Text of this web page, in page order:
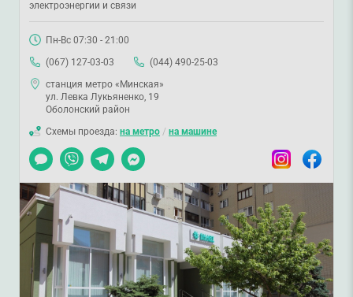
электроэнергии и связи
Пн-Вс 07:30 - 21:00
(067) 127-03-03
(044) 490-25-03
станция метро «Минская»
ул. Левка Лукьяненко, 19
Оболонский район
Схемы проезда: на метро / на машине
Чат
Viber TelegramMessenger InstagramFacebook